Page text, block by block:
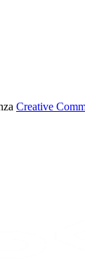
Creative